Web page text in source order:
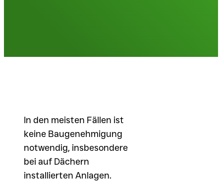
In den meisten Fällen ist
keine Baugenehmigung
notwendig, insbesondere
bei auf Dächern
installierten Anlagen.